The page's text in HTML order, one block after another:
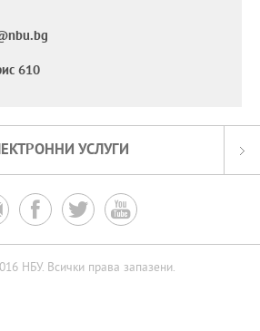
610
УСЛУГИ
  
НБУ. Всички права запазени.